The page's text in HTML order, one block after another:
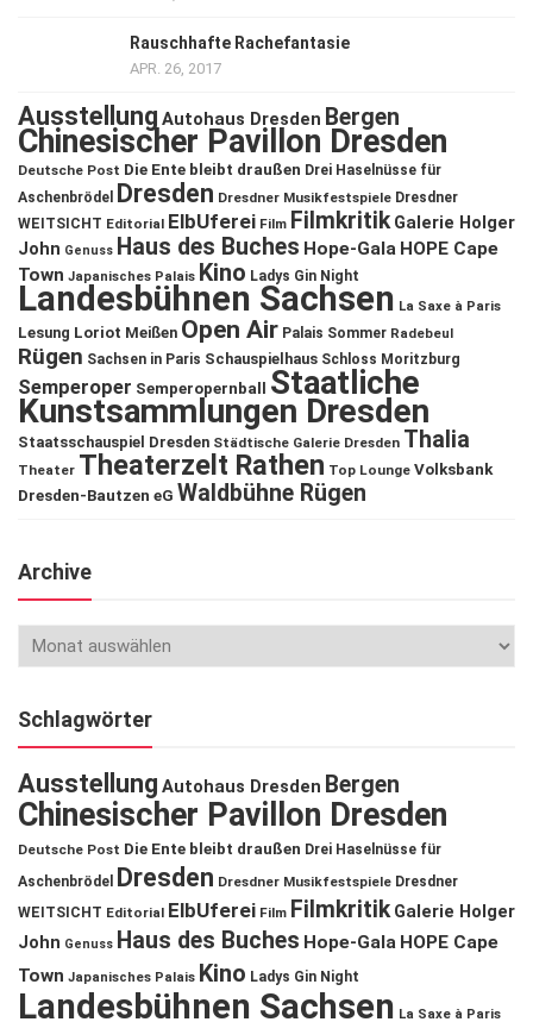
Rauschhafte Rachefantasie
APR. 26, 2017
Ausstellung Autohaus Dresden Bergen
Chinesischer Pavillon Dresden
Deutsche Post Die Ente bleibt draußen Drei Haselnüsse für
Aschenbrödel
Dresden Dresdner Musikfestspiele Dresdner
WEITSICHT Editorial ElbUferei Film Filmkritik Galerie Holger
John Genuss Haus des Buches Hope-Gala HOPE Cape
Town Japanisches Palais Kino Ladys Gin Night
Landesbühnen Sachsen La Saxe à Paris
Lesung Loriot Meißen Open Air Palais Sommer Radebeul
Rügen Sachsen in Paris Schauspielhaus Schloss Moritzburg
Semperoper Semperopernball Staatliche
Kunstsammlungen Dresden
Staatsschauspiel Dresden Städtische Galerie Dresden Thalia
Theater Theaterzelt Rathen Top Lounge Volksbank
Dresden-Bautzen eG Waldbühne Rügen
Archive
Schlagwörter
Ausstellung Autohaus Dresden Bergen
Chinesischer Pavillon Dresden
Deutsche Post Die Ente bleibt draußen Drei Haselnüsse für
Aschenbrödel
Dresden Dresdner Musikfestspiele Dresdner
WEITSICHT Editorial ElbUferei Film Filmkritik Galerie Holger
John Genuss Haus des Buches Hope-Gala HOPE Cape
Town Japanisches Palais Kino Ladys Gin Night
Landesbühnen Sachsen La Saxe à Paris